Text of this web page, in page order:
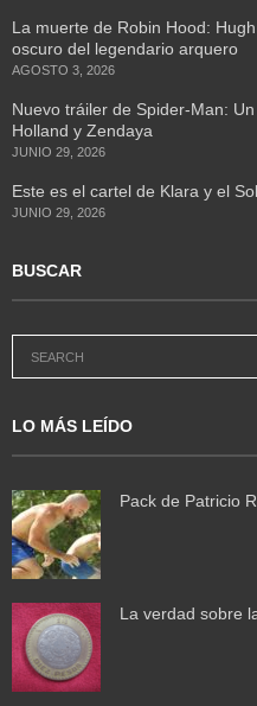
La muerte de Robin Hood:
oscuro del legendario arquero
AGOSTO 3, 2026
Nuevo tráiler de Spider-Man:
Holland y Zendaya
JUNIO 29, 2026
Este es el cartel de Klara y el
JUNIO 29, 2026
BUSCAR
LO MÁS LEÍDO
Pack de Patricio
La verdad sobre